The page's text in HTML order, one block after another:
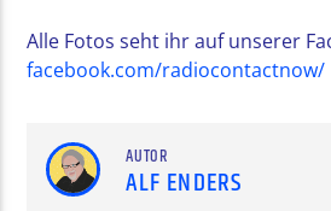
Alle Fotos seht ihr auf unserer
facebook.com/radiocontactnow/
AUTOR
ALF ENDERS